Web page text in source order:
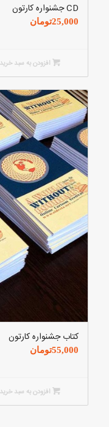
CD جشنواره کارتون
25,000تومان
افزودن به سبد خرید
کتاب جشنواره کارتون
55,000تومان
افزودن به سبد خرید